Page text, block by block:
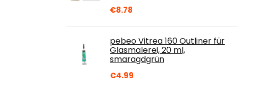
€8.78
pebeo Vitrea 160 Outliner für
Glasmalerei, 20 ml,
smaragdgrün
€4.99